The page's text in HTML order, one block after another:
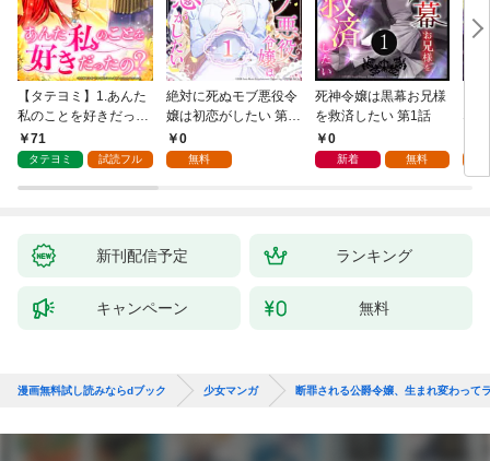
【タテヨミ】1.あんた
私のことを好きだった
の？
71
タテヨミ 試読フル
絶対に死ぬモブ悪役令
嬢は初恋がしたい 第1
話0
無料
死神令嬢は黒幕お兄様
を救済したい 第1話
0
新着 無料
な
新刊配信予定 ランキング
キャンペーン 無料
漫画無料試し読みならdブック 少女マンガ 断罪される公爵令嬢、生まれ変わって